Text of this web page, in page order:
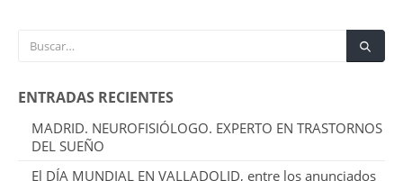
ENTRADAS RECIENTES
MADRID. NEUROFISIÓLOGO. EXPERTO EN TRASTORNOS
DEL SUEÑO
El DÍA MUNDIAL EN VALLADOLID, entre los anunciados